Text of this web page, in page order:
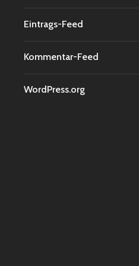
Eintrags-Feed
Kommentar-Feed
WordPress.org